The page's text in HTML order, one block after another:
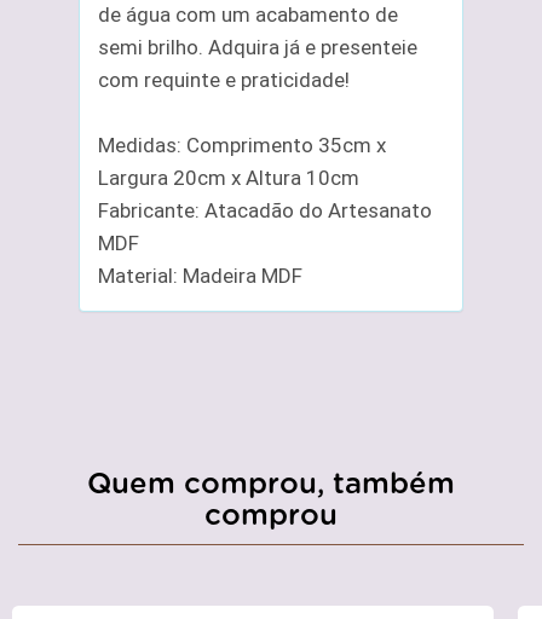
de água com um acabamento de
semi brilho. Adquira já e presenteie
com requinte e praticidade!
Medidas: Comprimento 35cm x
Largura 20cm x Altura 10cm
Fabricante: Atacadão do Artesanato
MDF
Material: Madeira MDF
Quem comprou, também
comprou